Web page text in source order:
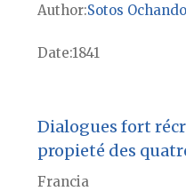
Author Sotos
Date1841
Dialogues fort
propieté des
Francia